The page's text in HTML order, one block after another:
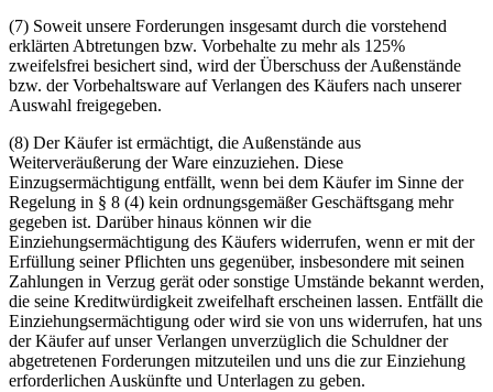
(7) Soweit unsere Forderungen insgesamt durch die vorstehend
erklärten Abtretungen bzw. Vorbehalte zu mehr als 125%
zweifelsfrei besichert sind, wird der Überschuss der Außenstände
bzw. der Vorbehaltsware auf Verlangen des Käufers nach unserer
Auswahl freigegeben.
(8) Der Käufer ist ermächtigt, die Außenstände aus
Weiterveräußerung der Ware einzuziehen. Diese
Einzugsermächtigung entfällt, wenn bei dem Käufer im Sinne der
Regelung in § 8 (4) kein ordnungsgemäßer Geschäftsgang mehr
gegeben ist. Darüber hinaus können wir die
Einziehungsermächtigung des Käufers widerrufen, wenn er mit der
Erfüllung seiner Pflichten uns gegenüber, insbesondere mit seinen
Zahlungen in Verzug gerät oder sonstige Umstände bekannt werden,
die seine Kreditwürdigkeit zweifelhaft erscheinen lassen. Entfällt die
Einziehungsermächtigung oder wird sie von uns widerrufen, hat uns
der Käufer auf unser Verlangen unverzüglich die Schuldner der
abgetretenen Forderungen mitzuteilen und uns die zur Einziehung
erforderlichen Auskünfte und Unterlagen zu geben.